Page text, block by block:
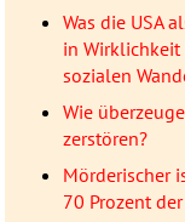
Was die USA
in
sozialen
Wie
zerstören?
Mörderischer
70 Prozent